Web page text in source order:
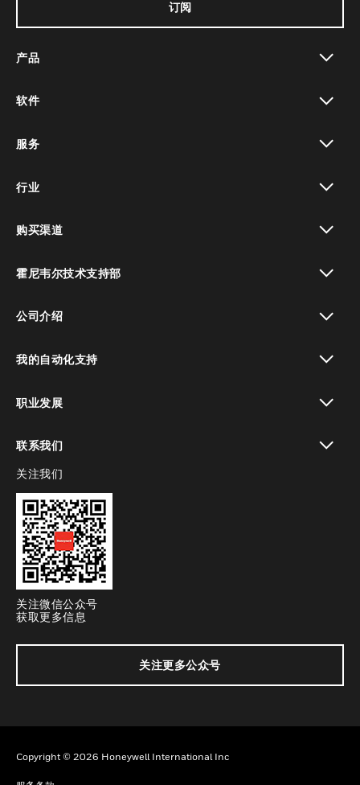
订阅
产品
软件
服务
行业
购买渠道
霍尼韦尔技术支持部
公司介绍
我的自动化支持
职业发展
联系我们
toggle view
关注我们
关注微信公众号
获取更多信息
关注更多公众号
Copyright © 2026 Honeywell International Inc